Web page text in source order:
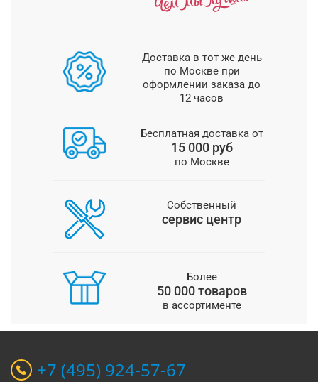
Доставка в тот же день
по Москве при
оформлении заказа до
12 часов
Бесплатная доставка от
15 000 руб
по Москве
Собственный
сервис центр
Более
50 000 товаров
в ассортименте
+7 (495) 924-57-67